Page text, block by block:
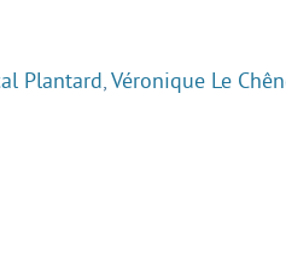
Plantard, Véronique Le